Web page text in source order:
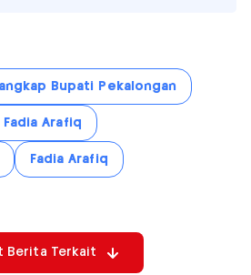
Bupati Pekalongan
Arafiq
Fadia Arafiq
Berita Terkait